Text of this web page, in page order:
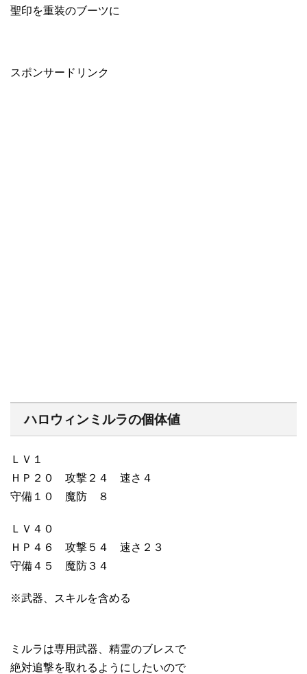
聖印を重装のブーツに
スポンサードリンク
ハロウィンミルラの個体値
ＬＶ１
ＨＰ２０ 攻撃２４ 速さ４
守備１０ 魔防 ８
ＬＶ４０
ＨＰ４６ 攻撃５４ 速さ２３
守備４５ 魔防３４
※武器、スキルを含める
ミルラは専用武器、精霊のブレスで
絶対追撃を取れるようにしたいので